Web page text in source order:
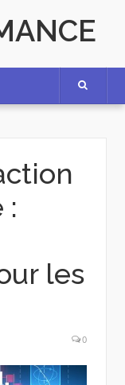
:
les
0